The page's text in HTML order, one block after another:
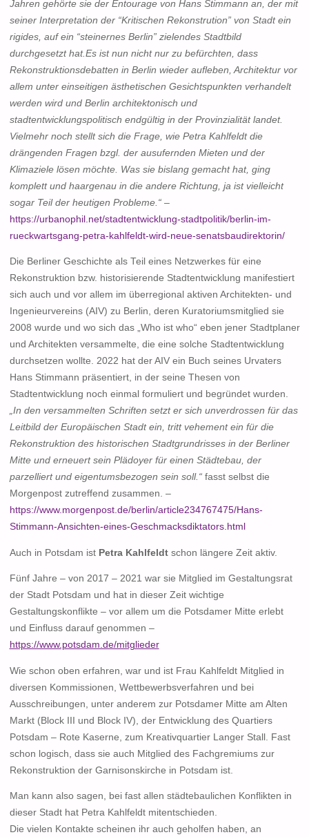
Jahren gehörte sie der Entourage von Hans Stimmann an, der mit
seiner Interpretation der “Kritischen Rekonstrution” von Stadt ein
rigides, auf ein “steinernes Berlin” zielendes Stadtbild
durchgesetzt hat.Es ist nun nicht nur zu befürchten, dass
Rekonstruktionsdebatten in Berlin wieder aufleben, Architektur vor
allem unter einseitigen ästhetischen Gesichtspunkten verhandelt
werden wird und Berlin architektonisch und
stadtentwicklungspolitisch endgültig in der Provinzialität landet.
Vielmehr noch stellt sich die Frage, wie Petra Kahlfeldt die
drängenden Fragen bzgl. der ausufernden Mieten und der
Klimaziele lösen möchte. Was sie bislang gemacht hat, ging
komplett und haargenau in die andere Richtung, ja ist vielleicht
sogar Teil der heutigen Probleme.“–
https://urbanophil.net/stadtentwicklung-stadtpolitik/berlin-im-
rueckwartsgang-petra-kahlfeldt-wird-neue-senatsbaudirektorin/
Die Berliner Geschichte als Teil eines Netzwerkes für eine
Rekonstruktion bzw. historisierende Stadtentwicklung manifestiert
sich auch und vor allem im überregional aktiven Architekten- und
Ingenieurvereins (AIV) zu Berlin, deren Kuratoriumsmitglied sie
2008 wurde und wo sich das „Who ist who“ eben jener Stadtplaner
und Architekten versammelte, die eine solche Stadtentwicklung
durchsetzen wollte. 2022 hat der AIV ein Buch seines Urvaters
Hans Stimmann präsentiert, in der seine Thesen von
Stadtentwicklung noch einmal formuliert und begründet wurden.
„In den versammelten Schriften setzt er sich unverdrossen für das
Leitbild der Europäischen Stadt ein, tritt vehement ein für die
Rekonstruktion des historischen Stadtgrundrisses in der Berliner
Mitte und erneuert sein Plädoyer für einen Städtebau, der
parzelliert und eigentumsbezogen sein soll.“fasst selbst die
Morgenpost zutreffend zusammen. –
https://www.morgenpost.de/berlin/article234767475/Hans-
Stimmann-Ansichten-eines-Geschmacksdiktators.html
Auch in Potsdam ist Petra Kahlfeldtschon längere Zeit aktiv.
Fünf Jahre – von 2017 – 2021 war sie Mitglied im Gestaltungsrat
der Stadt Potsdam und hat in dieser Zeit wichtige
Gestaltungskonflikte – vor allem um die Potsdamer Mitte erlebt
und Einfluss darauf genommen –
https://www.potsdam.de/mitglieder
Wie schon oben erfahren, war und ist Frau Kahlfeldt Mitglied in
diversen Kommissionen, Wettbewerbsverfahren und bei
Ausschreibungen, unter anderem zur Potsdamer Mitte am Alten
Markt (Block III und Block IV), der Entwicklung des Quartiers
Potsdam – Rote Kaserne, zum Kreativquartier Langer Stall. Fast
schon logisch, dass sie auch Mitglied des Fachgremiums zur
Rekonstruktion der Garnisonskirche in Potsdam ist.
Man kann also sagen, bei fast allen städtebaulichen Konflikten in
dieser Stadt hat Petra Kahlfeldt mitentschieden.
Die vielen Kontakte scheinen ihr auch geholfen haben, an